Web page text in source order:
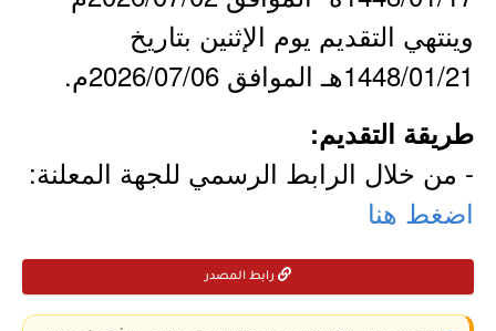
وينتهي التقديم يوم الإثنين بتاريخ
1448/01/21هـ الموافق 2026/07/06م.
طريقة التقديم:
- من خلال الرابط الرسمي للجهة المعلنة:
اضغط هنا
رابط المصدر